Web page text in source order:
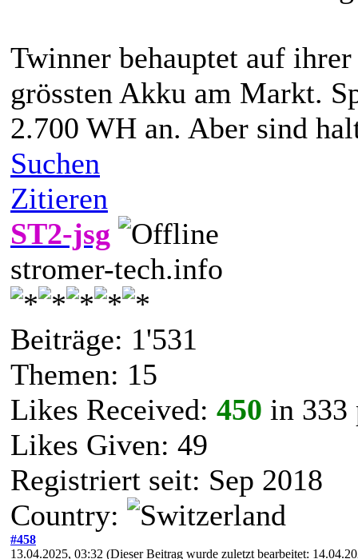
Twinner behauptet auf
grössten Akku am Markt.
2.700 WH an. Aber sind
Suchen
Zitieren
ST2-jsg
stromer-tech.info
Beiträge: 1'531
Themen: 15
Likes Received: 450 in 333
Likes Given: 49
Registriert seit: Sep 2018
Country:
#458
13.04.2025, 03:32 (Dieser Beitrag wurde zuletzt bearbeitet: